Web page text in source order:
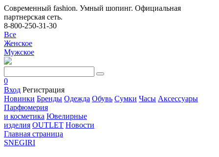
Современный fashion. Умный шопинг. Официальная
партнерская сеть.
8-800-250-31-30
Все
Женское
Мужское
0
Вход Регистрация
Новинки Бренды Одежда Обувь Сумки Часы Аксессуары
Парфюмерия
и косметика Ювелирные
изделия OUTLET Новости
Главная страница
SNEGIRI